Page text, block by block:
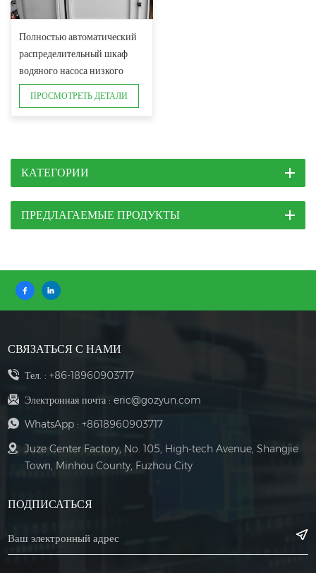
Полностью автоматический
распределительный шкаф
водяного насоса низкого
давления
ПРОСМОТРЕТЬ ДЕТАЛИ
КАТЕГОРИИ
ПРЕДЛАГАЕМЫЕ ПРОДУКТЫ
СВЯЗАТЬСЯ С НАМИ
Тел. : +86-18960903717
Электронная почта : eric@gozyun.com
WhatsApp : +8618960903717
Juze Center Factory, No. 105, High-tech Avenue, Shangjie
Town, Minhou County, Fuzhou City
ПОДПИСАТЬСЯ